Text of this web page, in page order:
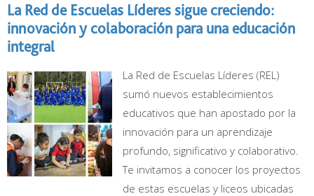
La Red de Escuelas Líderes sigue creciendo:
innovación y colaboración para una educación
integral
La Red de Escuelas Líderes (REL)
sumó nuevos establecimientos
educativos que han apostado por la
innovación para un aprendizaje
profundo, significativo y colaborativo.
Te invitamos a conocer los proyectos
de estas escuelas y liceos ubicadas